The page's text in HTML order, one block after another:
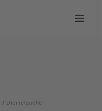
/ Diemelquelle